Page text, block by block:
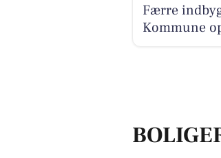
Færre
Kommune